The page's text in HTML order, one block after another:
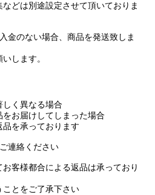
どは別途設定させて頂いておりま
金のない場合、商品を発送致しま
します。
しく異なる場合
をお届けしてしまった場合
を承っております
連絡ください
客様都合による返品は承っており
とをご了承下さい